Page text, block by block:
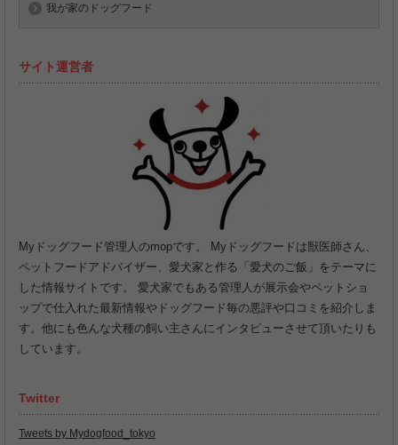
我が家のドッグフード
サイト運営者
Myドッグフード管理人のmopです。 Myドッグフードは獣医師さん、
ペットフードアドバイザー、愛犬家と作る「愛犬のご飯」をテーマに
した情報サイトです。 愛犬家でもある管理人が展示会やペットショ
ップで仕入れた最新情報やドッグフード毎の悪評や口コミを紹介しま
す。他にも色んな犬種の飼い主さんにインタビューさせて頂いたりも
しています。
Twitter
Tweets by Mydogfood_tokyo